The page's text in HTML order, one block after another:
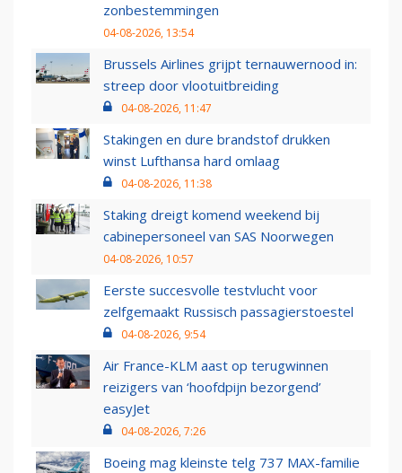
zonbestemmingen
04-08-2026, 13:54
Brussels Airlines grijpt ternauwernood in:
streep door vlootuitbreiding
04-08-2026, 11:47
Stakingen en dure brandstof drukken
winst Lufthansa hard omlaag
04-08-2026, 11:38
Staking dreigt komend weekend bij
cabinepersoneel van SAS Noorwegen
04-08-2026, 10:57
Eerste succesvolle testvlucht voor
zelfgemaakt Russisch passagierstoestel
04-08-2026, 9:54
Air France-KLM aast op terugwinnen
reizigers van ‘hoofdpijn bezorgend’
easyJet
04-08-2026, 7:26
Boeing mag kleinste telg 737 MAX-familie